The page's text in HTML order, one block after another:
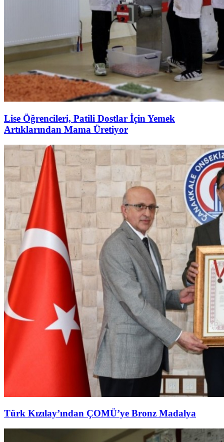
Lise Öğrencileri, Patili Dostlar İçin Yemek
Artıklarından Mama Üretiyor
Türk Kızılay’ından ÇOMÜ’ye Bronz Madalya